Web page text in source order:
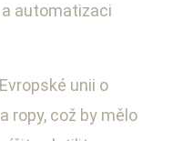
automatizaci
unii o
ropy, což by mělo